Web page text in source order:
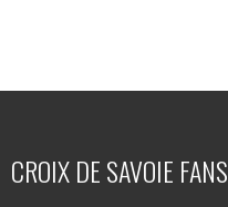
CROIX DE SAVOIE FANS